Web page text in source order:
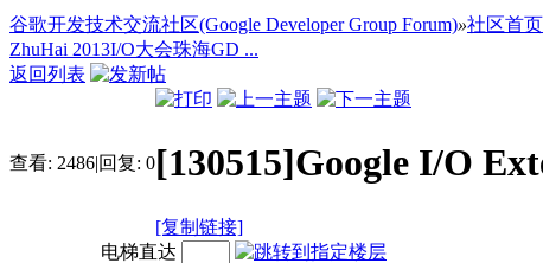
谷歌开发技术交流社区(Google Developer Group Forum)»社区首页
ZhuHai 2013I/O大会珠海GD ...
返回列表
查看: 2486|回复: 0[130515]Google I/O
[复制链接]
电梯直达